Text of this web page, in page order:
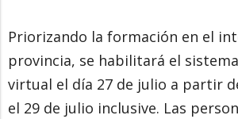
Priorizando la formación en el
provincia, se habilitará el
virtual el día 27 de julio a partir
el 29 de julio inclusive. Las